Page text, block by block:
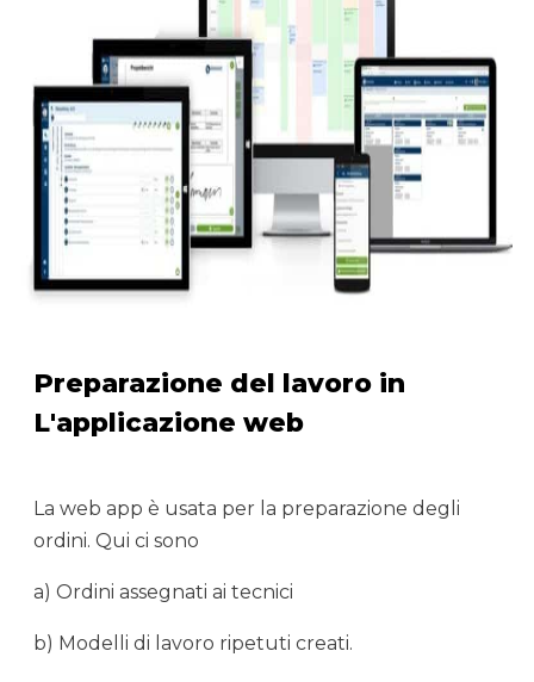
Preparazione del lavoro in
L'applicazione web
La web app è usata per la preparazione degli
ordini. Qui ci sono
a) Ordini assegnati ai tecnici
b) Modelli di lavoro ripetuti creati.